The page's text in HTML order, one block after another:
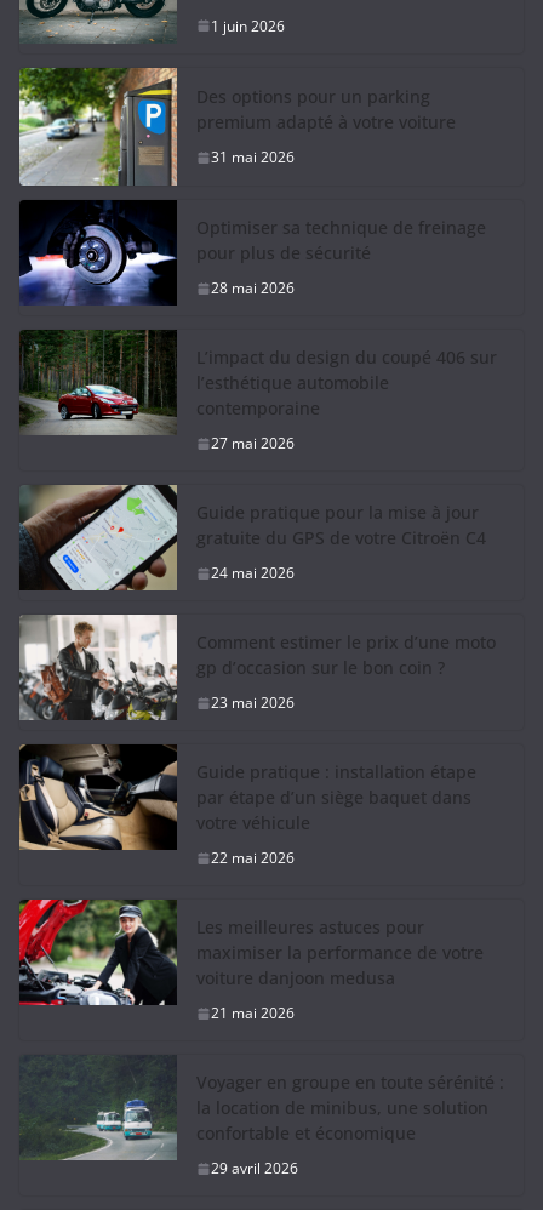
1 juin 2026
Des options pour un parking
premium adapté à votre voiture
31 mai 2026
Optimiser sa technique de freinage
pour plus de sécurité
28 mai 2026
L’impact du design du coupé 406 sur
l’esthétique automobile
contemporaine
27 mai 2026
Guide pratique pour la mise à jour
gratuite du GPS de votre Citroën C4
24 mai 2026
Comment estimer le prix d’une moto
gp d’occasion sur le bon coin ?
23 mai 2026
Guide pratique : installation étape
par étape d’un siège baquet dans
votre véhicule
22 mai 2026
Les meilleures astuces pour
maximiser la performance de votre
voiture danjoon medusa
21 mai 2026
Voyager en groupe en toute sérénité :
la location de minibus, une solution
confortable et économique
29 avril 2026